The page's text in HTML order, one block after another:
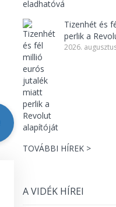
Tizenhét és
perlik a
2026.
TOVÁBBI HÍREK >
A VIDÉK HÍREI